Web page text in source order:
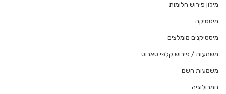
מילון פירוש חלומות
מיסטיקה
מיסטיקנים מומלצים
משמעות / פירוש קלפי טארוט
משמעות השם
נומרולוגיה